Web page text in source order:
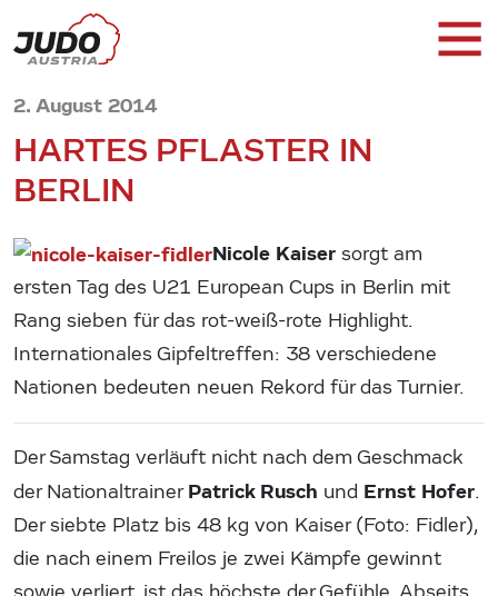
2. August 2014
HARTES PFLASTER IN
BERLIN
Nicole Kaiser sorgt am
ersten Tag des U21 European Cups in Berlin mit
Rang sieben für das rot-weiß-rote Highlight.
Internationales Gipfeltreffen: 38 verschiedene
Nationen bedeuten neuen Rekord für das Turnier.
Der Samstag verläuft nicht nach dem Geschmack
der NationaltrainerPatrick Rusch und Ernst Hofer.
Der siebte Platz bis 48 kg von Kaiser (Foto: Fidler),
die nach einem Freilos je zwei Kämpfe gewinnt